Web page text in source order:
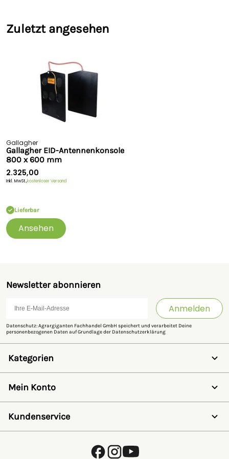
Zuletzt angesehen
Gallagher
Gallagher EID-Antennenkonsole
800 x 600 mm
2.325,00
Inkl. MwSt.,kostenloser Versand
Lieferbar
Ansehen
Newsletter abonnieren
Anmelden
Datenschutz: Agrargiganten Fachhandel GmbH speichert und verarbeitet Deine
personenbezogenen Daten auf Grundlage der Datenschutzerklärung
Kategorien
Schermaschinen
Futter- & Tränkesysteme
Haus, Hof & Stall
SALE
Mein Konto
Registrieren
Wunschzettel
Passwort vergessen
Kundenservice
Kostenlose Fachberatung